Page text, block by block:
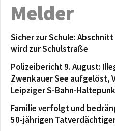
Melder
Sicher zur Schule:
wird zur Schulstraße
Polizeibericht 9. August:
Zwenkauer See aufgelöst,
Leipziger S-Bahn-
Familie verfolgt und
50-jährigen